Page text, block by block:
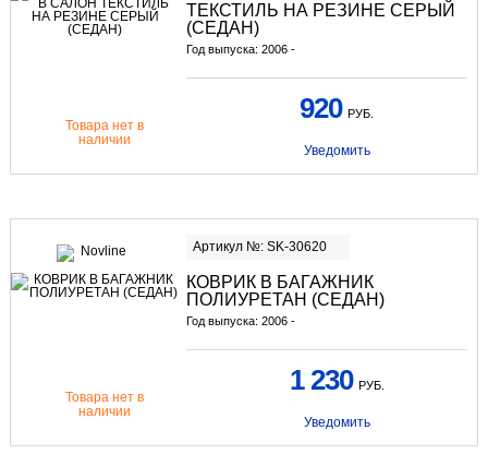
ТЕКСТИЛЬ НА РЕЗИНЕ СЕРЫЙ
(СЕДАН)
Год выпуска: 2006 -
Товара нет в
наличии
920 РУБ.
Уведомить
Артикул №: SK-30620
КОВРИК В БАГАЖНИК
ПОЛИУРЕТАН (СЕДАН)
Год выпуска: 2006 -
Товара нет в
наличии
1 230 РУБ.
Уведомить